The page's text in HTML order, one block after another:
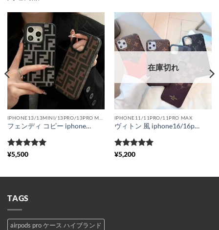
フェンディ コピー iphoneケース17 海外 セレブ メンズ iphone16pro/15 カバー ビジネス風 fendi 布 スマホケース iphone14pro max お揃い iphone13 携帯ケース 人気 韓国 iphone16pro スマホカバー 安い 軽量
5段階中
¥5,500
在庫切れ
IPHONE11/11PRO/11PRO MAX
ヴィトン 風 iphone16/16pro ケース ルイヴィトン iphone15pro/14plus ケース カード収納 可愛い iphone13/13pro ケース ブランド メンズ iphone12/11pro ケース ペア 大人
5段階中
¥5,200
TAGS
airpods pro ケース ハイブランド